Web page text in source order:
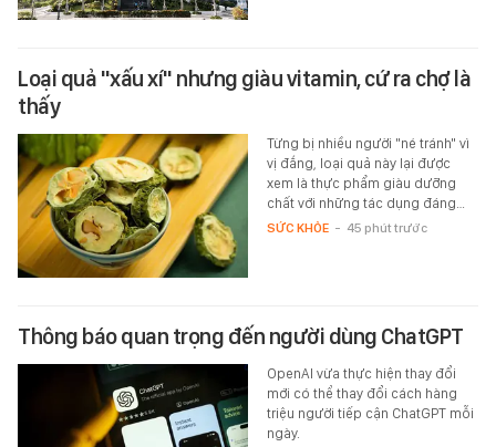
Loại quả "xấu xí" nhưng giàu vitamin, cứ ra chợ là
thấy
Từng bị nhiều người "né tránh" vì
vị đắng, loại quả này lại được
xem là thực phẩm giàu dưỡng
chất với những tác dụng đáng…
SỨC KHỎE - 45 phút trước
Thông báo quan trọng đến người dùng ChatGPT
OpenAI vừa thực hiện thay đổi
mới có thể thay đổi cách hàng
triệu người tiếp cận ChatGPT mỗi
ngày.